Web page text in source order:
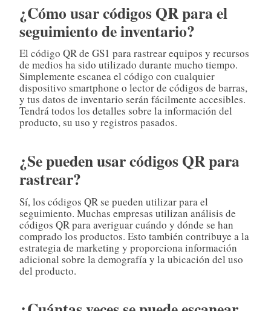
¿Cómo usar códigos QR para el
seguimiento de inventario?
El código QR de GS1 para rastrear equipos y recursos
de medios ha sido utilizado durante mucho tiempo.
Simplemente escanea el código con cualquier
dispositivo smartphone o lector de códigos de barras,
y tus datos de inventario serán fácilmente accesibles.
Tendrá todos los detalles sobre la información del
producto, su uso y registros pasados.
¿Se pueden usar códigos QR para
rastrear?
Sí, los códigos QR se pueden utilizar para el
seguimiento. Muchas empresas utilizan análisis de
códigos QR para averiguar cuándo y dónde se han
comprado los productos. Esto también contribuye a la
estrategia de marketing y proporciona información
adicional sobre la demografía y la ubicación del uso
del producto.